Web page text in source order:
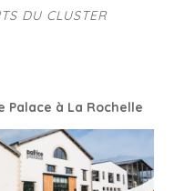
DU CLUSTER
Palace à La Rochelle